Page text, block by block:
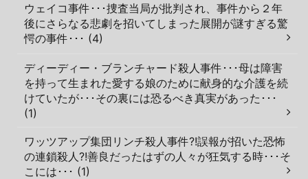
ウェイコ事件･･･捜査当局が批判され、事件から２年
後にさらなる悲劇を招いてしまった展開が謎すぎる驚
愕の事件･･･ (4)
ディーディー・ブランチャード殺人事件･･･母は障害
を持って生まれた愛する娘のために献身的な介護を続
けていたが･･･その裏には恐るべき真実があった･･･
(1)
ワッツアップ集団リンチ殺人事件?!誤報が招いた恐怖
の連鎖殺人?!善良だったはずの人々が狂気する時･･･そ
こには･･･ (1)